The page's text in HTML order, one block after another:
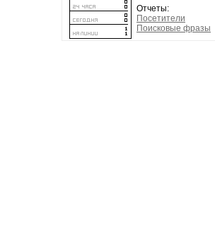
Отчеты:
Посетители
Поисковые фразы